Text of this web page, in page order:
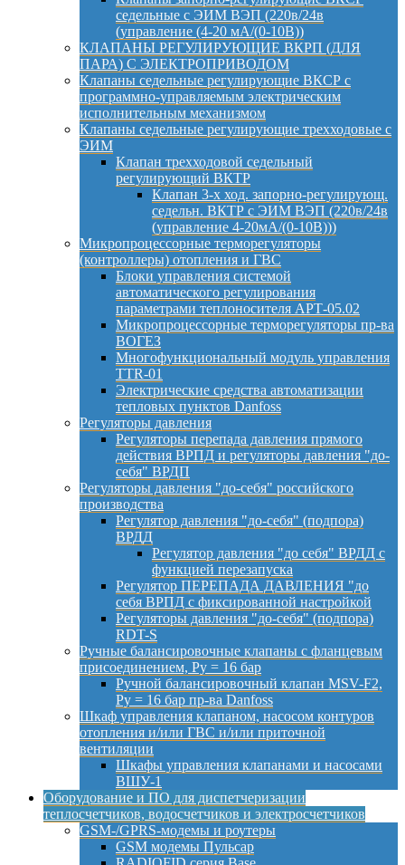
седельные с ЭИМ ВЭП (220в/24в
(управление (4-20 мА/(0-10В))
КЛАПАНЫ РЕГУЛИРУЮЩИЕ ВКРП (ДЛЯ
ПАРА) С ЭЛЕКТРОПРИВОДОМ
Клапаны седельные регулирующие ВКСР с
программно-управляемым электрическим
исполнительным механизмом
Клапаны седельные регулирующие трехходовые с
ЭИМ
Клапан трехходовой седельный
регулирующий ВКТР
Клапан 3-х ход. запорно-регулирующ.
седельн. ВКТР с ЭИМ ВЭП (220в/24в
(управление 4-20мА/(0-10В)))
Микропроцессорные терморегуляторы
(контроллеры) отопления и ГВС
Блоки управления системой
автоматического регулирования
параметрами теплоносителя АРТ-05.02
Микропроцессорные терморегуляторы пр-ва
ВОГЕЗ
Многофункциональный модуль управления
TTR-01
Электрические средства автоматизации
тепловых пунктов Danfoss
Регуляторы давления
Регуляторы перепада давления прямого
действия ВРПД и регуляторы давления "до-
себя" ВРДП
Регуляторы давления "до-себя" российского
производства
Регулятор давления "до-себя" (подпора)
ВРДД
Регулятор давления "до себя" ВРДД с
функцией перезапуска
Регулятор ПЕРЕПАДА ДАВЛЕНИЯ "до
себя ВРПД с фиксированной настройкой
Регуляторы давления "до-себя" (подпора)
RDT-S
Ручные балансировочные клапаны с фланцевым
присоединением, Py = 16 бар
Ручной балансировочный клапан MSV-F2,
Py = 16 бар пр-ва Danfoss
Шкаф управления клапаном, насосом контуров
отопления и/или ГВС и/или приточной
вентиляции
Шкафы управления клапанами и насосами
ВШУ-1
Оборудование и ПО для диспетчеризации
теплосчетчиков, водосчетчиков и электросчетчиков
GSM-/GPRS-модемы и роутеры
GSM модемы Пульсар